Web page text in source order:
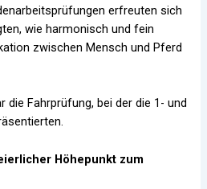
erfreuten sich
wie harmonisch und fein
zwischen Mensch und Pferd
die Fahrprüfung, bei der die 1- und
Höhepunkt zum